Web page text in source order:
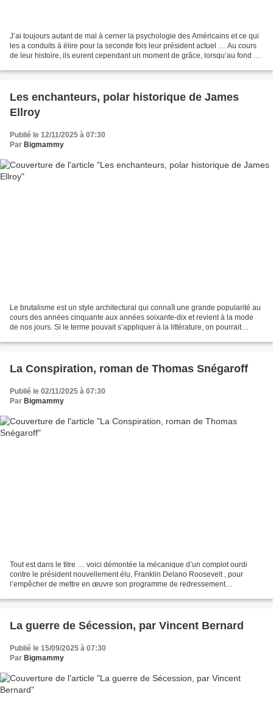
J’ai toujours autant de mal à cerner la psychologie des Américains et ce qui
les a conduits à élire pour la seconde fois leur président actuel … Au cours
de leur histoire, ils eurent cependant un moment de grâce, lorsqu’au fond du
Les enchanteurs, polar historique de James
Ellroy
Publié le 12/11/2025 à 07:30
Par Bigmammy
Le brutalisme est un style architectural qui connaît une grande popularité au
cours des années cinquante aux années soixante-dix et revient à la mode
de nos jours. Si le terme pouvait s’appliquer à la littérature, on pourrait
La Conspiration, roman de Thomas Snégaroff
Publié le 02/11/2025 à 07:30
Par Bigmammy
Tout est dans le titre … voici démontée la mécanique d’un complot ourdi
contre le président nouvellement élu, Franklin Delano Roosevelt , pour
l’empêcher de mettre en œuvre son programme de redressement
La guerre de Sécession, par Vincent Bernard
Publié le 15/09/2025 à 07:30
Par Bigmammy